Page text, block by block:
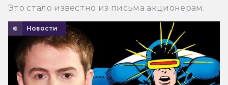
Это стало известно из письма акционерам.
Новости